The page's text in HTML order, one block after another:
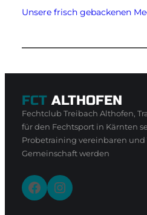
Unsere frisch gebackenen
FCT ALTHOFEN
Fechtclub Treibach Althofen,
für den Fechtsport in Kärnten
Probetraining vereinbaren und
Gemeinschaft werden
Facebook Instagram